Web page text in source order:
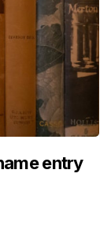
entry